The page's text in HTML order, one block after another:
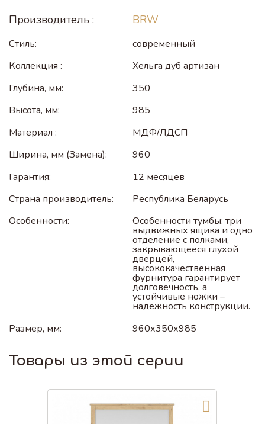
Производитель : BRW
Стиль:
современный
Коллекция :
Хельга дуб артизан
Глубина, мм:
350
Высота, мм:
985
Материал :
МДФ/ЛДСП
Ширина, мм (Замена):
960
Гарантия:
12 месяцев
Страна производитель:
Республика Беларусь
Особенности:
Особенности тумбы: три
выдвижных ящика и одно
отделение с полками,
закрывающееся глухой
дверцей,
высококачественная
фурнитура гарантирует
долговечность, а
устойчивые ножки –
надежность конструкции.
Размер, мм:
960х350х985
Товары из этой серии